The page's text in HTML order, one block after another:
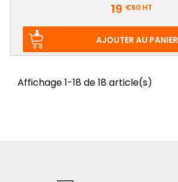
19 €60HT
AJOUTER AU PANIER
Affichage 1-18 de 18 article(s)